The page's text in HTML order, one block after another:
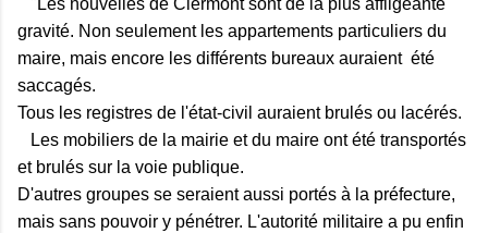
"Les nouvelles de Clermont sont de la plus affligeante
gravité. Non seulement les appartements particuliers du
maire, mais encore les différents bureaux auraient été
saccagés.
Tous les registres de l'état-civil auraient brulés ou lacérés.
Les mobiliers de la mairie et du maire ont été transportés
et brulés sur la voie publique.
D'autres groupes se seraient aussi portés à la préfecture,
mais sans pouvoir y pénétrer. L'autorité militaire a pu enfin